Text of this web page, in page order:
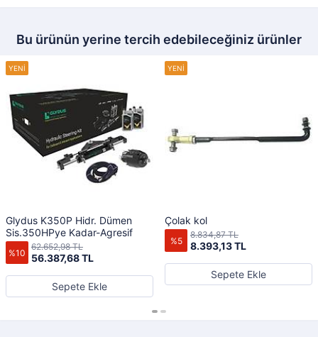
Bu ürünün yerine tercih edebileceğiniz ürünler
Glydus K350P Hidr. Dümen
Sis.350HPye Kadar-Agresif
%10 56.387,68 TL
62.652,98 TL
Sepete Ekle
Çolak kol
%5 8.393,13 TL
8.834,87 TL
Sepete Ekle